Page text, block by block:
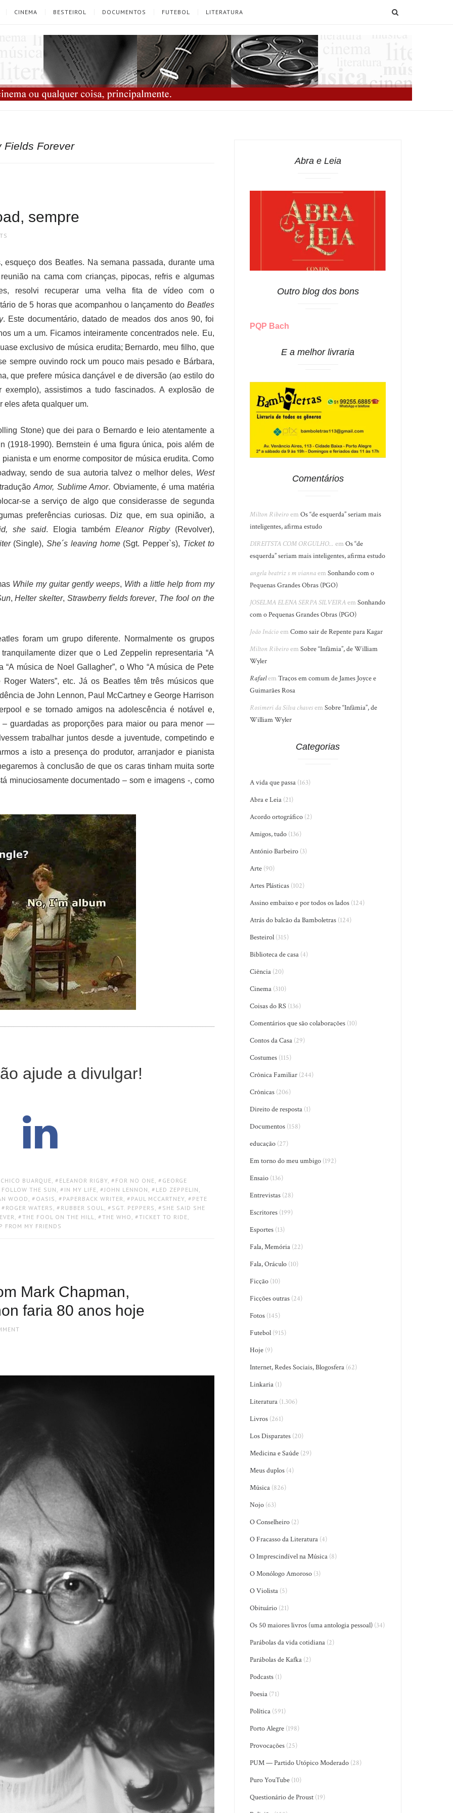
CINEMA BESTEIROL DOCUMENTOS FUTEBOL LITERATURA
Fields Forever
sempre
esqueço dos Beatles. Na semana passada, durante uma
na cama com crianças, pipocas, refris e algumas
resolvi recuperar uma velha fita de vídeo com o
de 5 horas que acompanhou o lançamento do Beatles
. Este documentário, datado de meados dos anos 90, foi
um a um. Ficamos inteiramente concentrados nele. Eu,
exclusivo de música erudita; Bernardo, meu filho, que
sempre ouvindo rock um pouco mais pesado e Bárbara,
que prefere música dançável e de diversão (ao estilo do
exemplo), assistimos a tudo fascinados. A explosão de
eles afeta qualquer um.
Stone) que dei para o Bernardo e leio atentamente a
(1918-1990). Bernstein é uma figura única, pois além de
e um enorme compositor de música erudita. Como
sendo de sua autoria talvez o melhor deles, West
Amor, Sublime Amor. Obviamente, é uma matéria
se a serviço de algo que considerasse de segunda
preferências curiosas. Diz que, em sua opinião, a
she said. Elogia também Eleanor Rigby(Revolver),
(Single),She´s leaving home(Sgt. Pepper`s), Ticket to
While my guitar gently weeps, With a little help from my
,Helter skelter, Strawberry fields forever, The fool on the
foram um grupo diferente. Normalmente os grupos
dizer que o Led Zeppelin representaria “A
música de Noel Gallagher”, o Who “A música de Pete
Waters”, etc. Já os Beatles têm três músicos que
de John Lennon, Paul McCartney e George Harrison
e se tornado amigos na adolescência é notável e,
guardadas as proporções para maior ou para menor —
trabalhar juntos desde a juventude, competindo e
a isto a presença do produtor, arranjador e pianista
à conclusão de que os caras tinham muita sorte
minuciosamente documentado – som e imagens -, como
ajude a divulgar!
CHICO BUARQUE ELEANOR RIGBY FOR NO ONE
GEORGE
THE SUN IN MY LIFE JOHN LENNON LED ZEPPELIN
WOOD OASIS PAPERBACK WRITER PAUL MCCARTNEY
PETE
ROGER WATERS RUBBER SOUL SGT. PEPPERS
SHE SAID SHE
THE FOOL ON THE HILL THE WHO TICKET TO RIDE
FROM MY FRIENDS
Mark Chapman,
faria 80 anos hoje
Abra e Leia
Outro blog dos bons
PQP Bach
E a melhor livraria
Comentários
Milton RibeiroemOs “de esquerda” seriam mais
inteligentes, afirma estudo
DIREITSTA COM ORGULHO... emOs “de
esquerda” seriam mais inteligentes, afirma estudo
angela beatriz s m viannaemSonhando com o
Pequenas Grandes Obras (PGO)
JOSELMA ELENA SERPA SILVEIRAemSonhando
com o Pequenas Grandes Obras (PGO)
João InácioemComo sair de Repente para Kagar
Milton RibeiroemSobre “Infâmia”, de William
Wyler
RafaelemTraços em comum de James Joyce e
Guimarães Rosa
Rosimeri da Silva chavesemSobre “Infâmia”, de
William Wyler
Categorias
A vida que passa (163)
Abra e Leia (21)
Acordo ortográfico (2)
Amigos, tudo (136)
António Barbeiro (3)
Arte (90)
Artes Plásticas (102)
Assino embaixo e por todos os lados (124)
Atrás do balcão da Bamboletras (124)
Besteirol (315)
Biblioteca de casa (4)
Ciência (20)
Cinema (310)
Coisas do RS (136)
Comentários que são colaborações (10)
Contos da Casa (29)
Costumes (115)
Crônica Familiar (244)
Crônicas (206)
Direito de resposta (1)
Documentos (158)
educação (27)
Em torno do meu umbigo (192)
Ensaio (136)
Entrevistas (28)
Escritores (199)
Esportes (13)
Fala, Memória (22)
Fala, Oráculo (10)
Ficção (10)
Ficções outras (24)
Fotos (145)
Futebol (915)
Hoje (9)
Internet, Redes Sociais, Blogosfera (62)
Linkaria (1)
Literatura (1.306)
Livros (261)
Los Disparates (20)
Medicina e Saúde (29)
Meus duplos (4)
Música (826)
Nojo (63)
O Conselheiro (2)
O Fracasso da Literatura (4)
O Imprescindível na Música (8)
O Monólogo Amoroso (3)
O Violista (5)
Obituário (21)
Os 50 maiores livros (uma antologia pessoal) (34)
Parábolas da vida cotidiana (2)
Parábolas de Kafka (2)
Podcasts (1)
Poesia (71)
Política (591)
Porto Alegre (198)
Provocações (25)
PUM — Partido Utópico Moderado (28)
Puro YouTube (10)
Questionário de Proust (19)